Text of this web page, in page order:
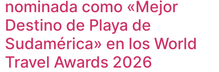
nominada como «Mejor
Destino de Playa de
Sudamérica» en los World
Travel Awards 2026